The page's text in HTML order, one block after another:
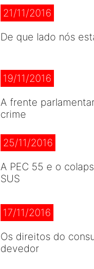
21/11/2016
De que lado nós
19/11/2016
A frente
crime
25/11/2016
A PEC 55 e o
SUS
17/11/2016
Os direitos do
devedor